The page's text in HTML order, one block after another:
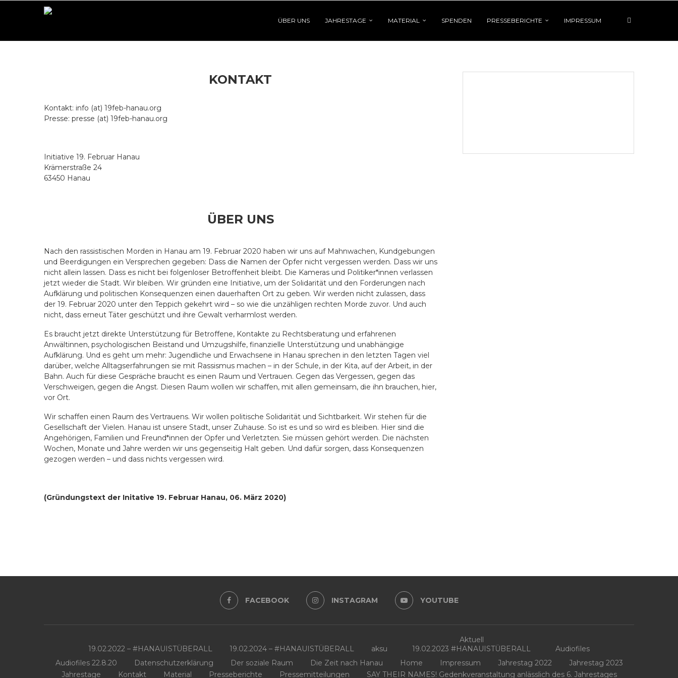
ÜBER UNS JAHRESTAGE MATERIAL SPENDEN PRESSEBERICHTE IMPRESSUM
KONTAKT
Kontakt: info (at) 19feb-hanau.org
Presse: presse (at) 19feb-hanau.org
Initiative 19. Februar Hanau
Krämerstraße 24
63450 Hanau
ÜBER UNS
Nach den rassistischen Morden in Hanau am 19. Februar 2020 haben wir uns auf Mahnwachen, Kundgebungen
und Beerdigungen ein Versprechen gegeben: Dass die Namen der Opfer nicht vergessen werden. Dass wir uns
nicht allein lassen. Dass es nicht bei folgenloser Betroffenheit bleibt. Die Kameras und Politiker*innen verlassen
jetzt wieder die Stadt. Wir bleiben. Wir gründen eine Initiative, um der Solidarität und den Forderungen nach
Aufklärung und politischen Konsequenzen einen dauerhaften Ort zu geben. Wir werden nicht zulassen, dass
der 19. Februar 2020 unter den Teppich gekehrt wird – so wie die unzähligen rechten Morde zuvor. Und auch
nicht, dass erneut Täter geschützt und ihre Gewalt verharmlost werden.
Es braucht jetzt direkte Unterstützung für Betroffene, Kontakte zu Rechtsberatung und erfahrenen
Anwältinnen, psychologischen Beistand und Umzugshilfe, finanzielle Unterstützung und unabhängige
Aufklärung. Und es geht um mehr: Jugendliche und Erwachsene in Hanau sprechen in den letzten Tagen viel
darüber, welche Alltagserfahrungen sie mit Rassismus machen – in der Schule, in der Kita, auf der Arbeit, in der
Bahn. Auch für diese Gespräche braucht es einen Raum und Vertrauen. Gegen das Vergessen, gegen das
Verschweigen, gegen die Angst. Diesen Raum wollen wir schaffen, mit allen gemeinsam, die ihn brauchen, hier,
vor Ort.
Wir schaffen einen Raum des Vertrauens. Wir wollen politische Solidarität und Sichtbarkeit. Wir stehen für die
Gesellschaft der Vielen. Hanau ist unsere Stadt, unser Zuhause. So ist es und so wird es bleiben. Hier sind die
Angehörigen, Familien und Freund*innen der Opfer und Verletzten. Sie müssen gehört werden. Die nächsten
Wochen, Monate und Jahre werden wir uns gegenseitig Halt geben. Und dafür sorgen, dass Konsequenzen
gezogen werden – und dass nichts vergessen wird.
(Gründungstext der Initative 19. Februar Hanau, 06. März 2020)
FACEBOOK INSTAGRAM YOUTUBE
19.02.2022 – #HANAUISTÜBERALL 19.02.2024 – #HANAUISTÜBERALL aksu
Aktuell
19.02.2023 #HANAUISTÜBERALL
Audiofiles
Audiofiles 22.8.20
Datenschutzerklärung Der soziale Raum Die Zeit nach Hanau Home Impressum Jahrestag 2022
Jahrestag 2023
Jahrestage
Kontakt Material Presseberichte Pressemitteilungen SAY THEIR NAMES! Gedenkveranstaltung anlässlich des 6. Jahrestages